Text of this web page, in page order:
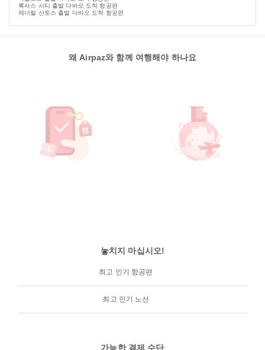
록사스 시티 출발 다바오 도착 항공편
제너럴 산토스 출발 다바오 도착 항공편
왜 Airpaz와 함께 여행해야 하나요
놓치지 마십시오!
최고 인기 항공편
최고 인기 노선
가능한 결제 수단